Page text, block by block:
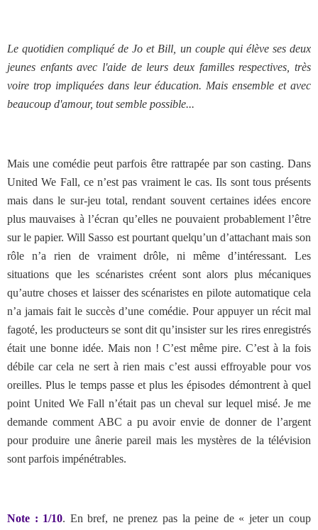
Le quotidien compliqué de Jo et Bill, un couple qui élève ses deux
jeunes enfants avec l'aide de leurs deux familles respectives, très
voire trop impliquées dans leur éducation. Mais ensemble et avec
beaucoup d'amour, tout semble possible...
Mais une comédie peut parfois être rattrapée par son casting. Dans
United We Fall, ce n’est pas vraiment le cas. Ils sont tous présents
mais dans le sur-jeu total, rendant souvent certaines idées encore
plus mauvaises à l’écran qu’elles ne pouvaient probablement l’être
sur le papier. Will Sasso est pourtant quelqu’un d’attachant mais son
rôle n’a rien de vraiment drôle, ni même d’intéressant. Les
situations que les scénaristes créent sont alors plus mécaniques
qu’autre choses et laisser des scénaristes en pilote automatique cela
n’a jamais fait le succès d’une comédie. Pour appuyer un récit mal
fagoté, les producteurs se sont dit qu’insister sur les rires enregistrés
était une bonne idée. Mais non ! C’est même pire. C’est à la fois
débile car cela ne sert à rien mais c’est aussi effroyable pour vos
oreilles. Plus le temps passe et plus les épisodes démontrent à quel
point United We Fall n’était pas un cheval sur lequel misé. Je me
demande comment ABC a pu avoir envie de donner de l’argent
pour produire une ânerie pareil mais les mystères de la télévision
sont parfois impénétrables.
Note : 1/10. En bref, ne prenez pas la peine de « jeter un coup